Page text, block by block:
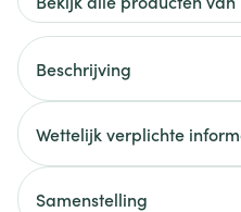
Beschrijving
Wettelijk verplichte
Samenstelling